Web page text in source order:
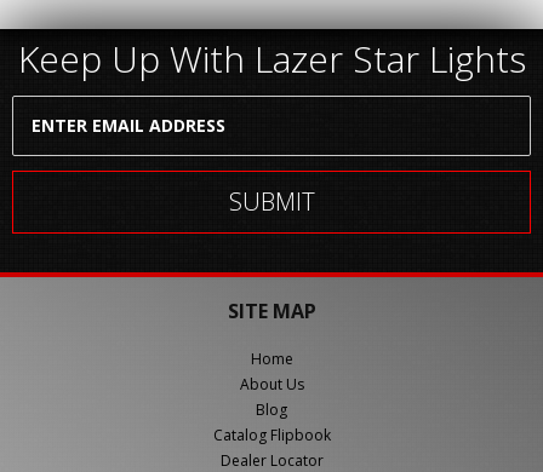
Keep Up With Lazer Star Lights
SITE MAP
Home
About Us
Blog
Catalog Flipbook
Dealer Locator